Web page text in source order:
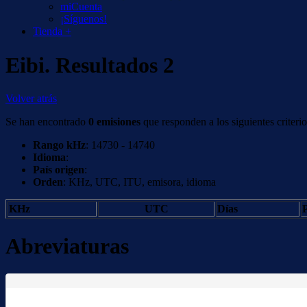
miCuenta
¡Síguenos!
Tienda +
Eibi. Resultados 2
Volver atrás
Se han encontrado 0 emisiones que responden a los siguientes
Rango kHz: 14730 - 14740
Idioma:
País origen:
Orden: KHz, UTC, ITU, emisora, idioma
KHz UTC Días
Abreviaturas